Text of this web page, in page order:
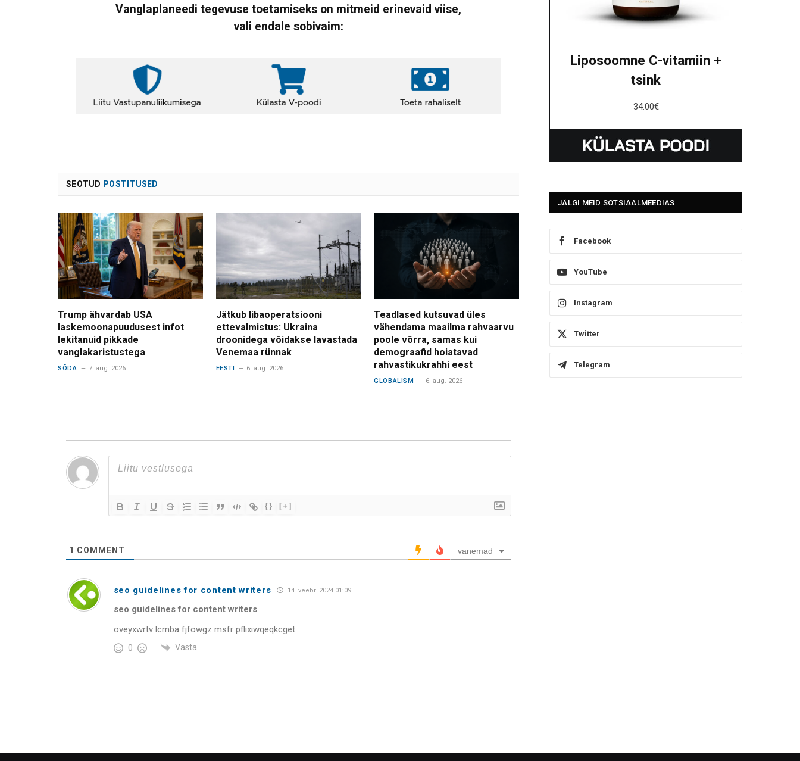
Vanglaplaneedi tegevuse toetamiseks on mitmeid erinevaid viise,
vali endale sobivaim:
SEOTUD POSTITUSED
Trump ähvardab USA
laskemoonapuudusest infot
lekitanuid pikkade
vanglakaristustega
SÕDA 7. aug. 2026
Jätkub libaoperatsiooni
ettevalmistus: Ukraina
droonidega võidakse lavastada
Venemaa rünnak
EESTI 6. aug. 2026
Teadlased kutsuvad üles
vähendama maailma rahvaarvu
poole võrra, samas kui
demograafid hoiatavad
rahvastikukrahhi eest
GLOBALISM 6. aug. 2026
{} [+]
1 COMMENT vanemad
seo guidelines for content writers 14. veebr. 2024 01:09
seo guidelines for content writers
oveyxwrtv lcmba fjfowgz msfr pflixiwqeqkcget
0 Vasta
Liposoomne C-vitamiin +
tsink
34.00€
JÄLGI MEID SOTSIAALMEEDIAS
Facebook
YouTube
Instagram
Twitter
Telegram